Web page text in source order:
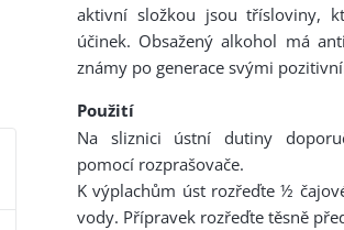
aktivní složkou jsou třísloviny,
účinek. Obsažený alkohol má
známy po generace svými
Použití
Na sliznici ústní dutiny
pomocí rozprašovače.
K výplachům úst rozřeďte ½
vody. Přípravek rozřeďte těsně